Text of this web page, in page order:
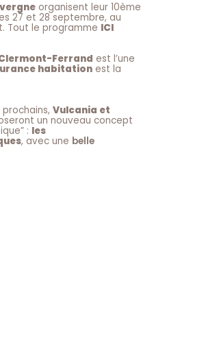
organisent leur 10ème
27 et 28 septembre, au
Tout le programme ICI
Ferrand est l’une
habitation est la
Vulcania et
un nouveau concept
: les
, avec une belle